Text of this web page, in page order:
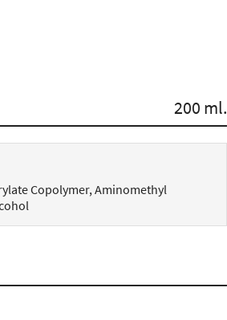
200 ml.
Copolymer, Aminomethyl